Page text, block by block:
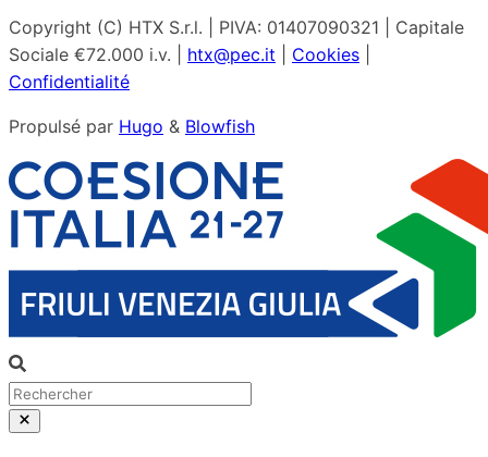
Copyright (C) HTX S.r.l. | PIVA: 01407090321 | Capitale
Sociale €72.000 i.v. | htx@pec.it Cookies
Confidentialité
Propulsé par Hugo & Blowfish